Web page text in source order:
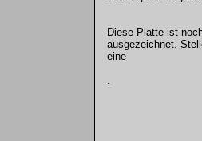
Diese Platte ist
ausgezeichnet.
eine